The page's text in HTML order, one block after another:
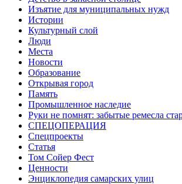
Изъятие для муниципальных нужд
Истории
Культурный слой
Люди
Места
Новости
Образование
Открывая город
Память
Промышленное наследие
Руки не помнят: забытые ремесла
СПЕЦОПЕРАЦИЯ
Спецпроекты
Статья
Том Сойер Фест
Ценности
Энциклопедия самарских улиц